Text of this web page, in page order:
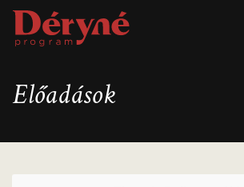
BEJELENTKEZEM
Előadások